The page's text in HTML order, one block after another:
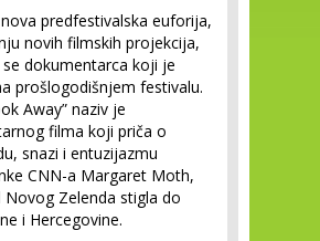
predfestivalska euforija,
novih filmskih projekcija,
dokumentarca koji je
prošlogodišnjem festivalu.
Away” naziv je
filma koji priča o
snazi i entuzijazmu
CNN-a Margaret Moth,
Zelenda stigla do
i Hercegovine.